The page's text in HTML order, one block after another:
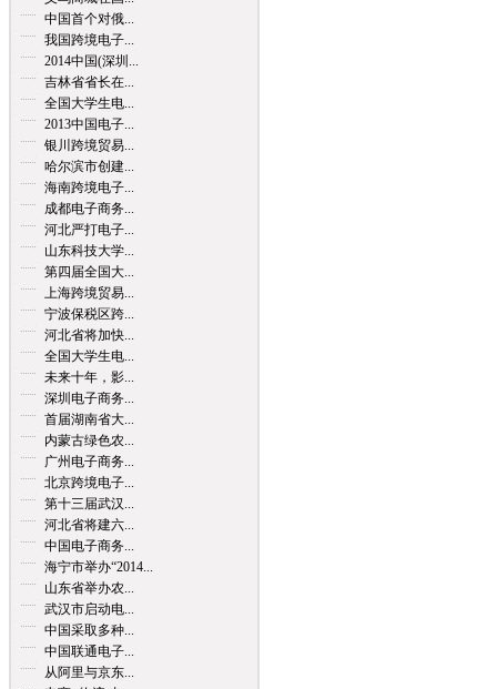
中国首个对俄...
我国跨境电子...
2014中国(深圳...
吉林省省长在...
全国大学生电...
2013中国电子...
银川跨境贸易...
哈尔滨市创建...
海南跨境电子...
成都电子商务...
河北严打电子...
山东科技大学...
第四届全国大...
上海跨境贸易...
宁波保税区跨...
河北省将加快...
全国大学生电...
未来十年，影...
深圳电子商务...
首届湖南省大...
内蒙古绿色农...
广州电子商务...
北京跨境电子...
第十三届武汉...
河北省将建六...
中国电子商务...
海宁市举办“2014...
山东省举办农...
武汉市启动电...
中国采取多种...
中国联通电子...
从阿里与京东...